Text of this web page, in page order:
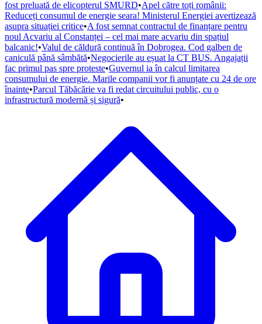
fost preluată de elicopterul SMURD•Apel către toți românii:
Reduceți consumul de energie seara! Ministerul Energiei avertizează
asupra situației critice•A fost semnat contractul de finanțare pentru
noul Acvariu al Constanței – cel mai mare acvariu din spațiul
balcanic!•Valul de căldură continuă în Dobrogea. Cod galben de
caniculă până sâmbătă•Negocierile au eșuat la CT BUS. Angajații
fac primul pas spre proteste•Guvernul ia în calcul limitarea
consumului de energie. Marile companii vor fi anunțate cu 24 de ore
înainte•Parcul Tăbăcărie va fi redat circuitului public, cu o
infrastructură modernă și sigură•